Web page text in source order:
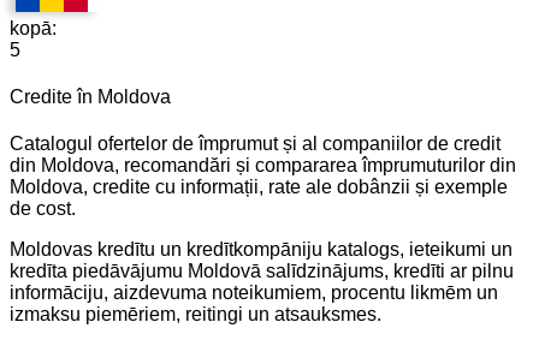
kopā:
5
Credite în Moldova
Catalogul ofertelor de împrumut și al companiilor de credit
din Moldova, recomandări și compararea împrumuturilor din
Moldova, credite cu informații, rate ale dobânzii și exemple
de cost.
Moldovas kredītu un kredītkompāniju katalogs, ieteikumi un
kredīta piedāvājumu Moldovā salīdzinājums, kredīti ar pilnu
informāciju, aizdevuma noteikumiem, procentu likmēm un
izmaksu piemēriem, reitingi un atsauksmes.